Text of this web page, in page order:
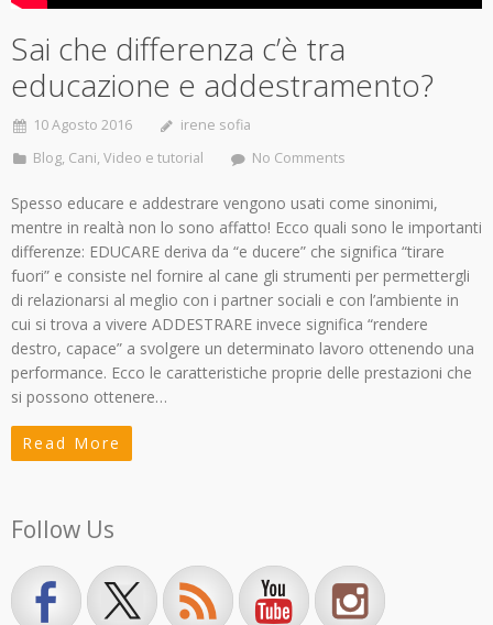
Sai che differenza c’è tra
educazione e addestramento?
10 Agosto 2016
irene sofia
Blog, Cani, Video e tutorial No Comments
Spesso educare e addestrare vengono usati come sinonimi,
mentre in realtà non lo sono affatto! Ecco quali sono le importanti
differenze: EDUCARE deriva da “e ducere” che significa “tirare
fuori” e consiste nel fornire al cane gli strumenti per permettergli
di relazionarsi al meglio con i partner sociali e con l’ambiente in
cui si trova a vivere ADDESTRARE invece significa “rendere
destro, capace” a svolgere un determinato lavoro ottenendo una
performance. Ecco le caratteristiche proprie delle prestazioni che
si possono ottenere…
Read More
Follow Us